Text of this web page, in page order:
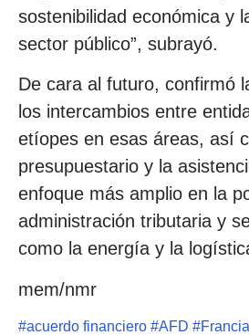
sostenibilidad económica y
sector público”, subrayó.
De cara al futuro, confirmó
los intercambios entre
etíopes en esas áreas, así
presupuestario y la
enfoque más amplio en la
administración tributaria y
como la energía y la
mem/nmr
#acuerdo financiero #AFD #Francia